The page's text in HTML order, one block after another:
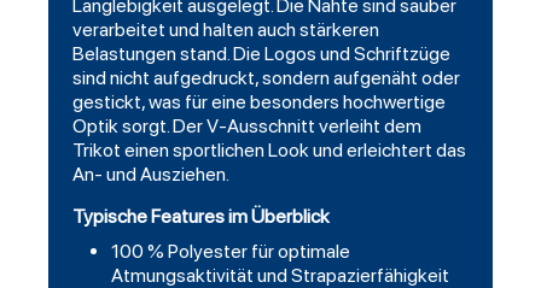
Langlebigkeit ausgelegt. Die Nähte sind sauber
verarbeitet und halten auch stärkeren
Belastungen stand. Die Logos und Schriftzüge
sind nicht aufgedruckt, sondern aufgenäht oder
gestickt, was für eine besonders hochwertige
Optik sorgt. Der V-Ausschnitt verleiht dem
Trikot einen sportlichen Look und erleichtert das
An- und Ausziehen.
Typische Features im Überblick
100 % Polyester für optimale
Atmungsaktivität und Strapazierfähigkeit